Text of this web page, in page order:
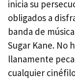
inicia su
obligados a
banda de
Sugar Kane. No
llanamente
cualquier